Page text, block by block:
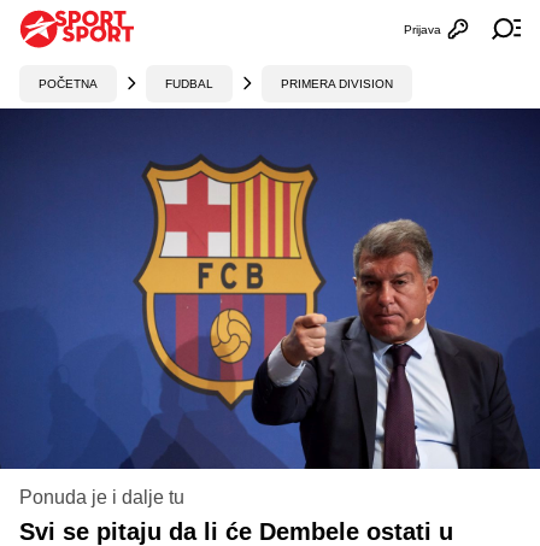
Otvori
Prijava
POČETNA FUDBAL PRIMERA DIVISION
Ponuda je i dalje tu
Svi se pitaju da li će Dembele ostati u